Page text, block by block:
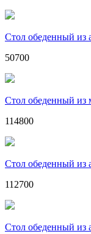
Стол обеденный из
50700
Стол обеденный из
114800
Стол обеденный из
112700
Стол обеденный из